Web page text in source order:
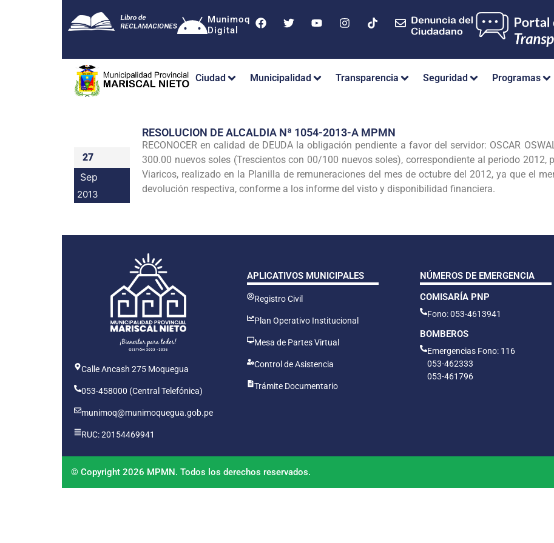
Munimoq
Digital
Ciudad Municipalidad Transparencia Seguridad Programas
27
Sep
2013
RESOLUCION DE ALCALDIA Nª 1054-2013-A MPMN
RECONOCER en calidad de DEUDA la obligación pendiente a favor del servidor: OSCAR
300.00 nuevos soles (Trescientos con 00/100 nuevos soles), correspondiente al periodo 2012,
Viaricos, realizado en la Planilla de remuneraciones del mes de octubre del 2012, ya que el
devolución respectiva, conforme a los informe del visto y disponibilidad financiera.
Calle Ancash 275 Moquegua
053-458000 (Central Telefónica)
munimoq@munimoquegua.gob.pe
RUC: 20154469941
APLICATIVOS MUNICIPALES
Registro Civil
Plan Operativo Institucional
Mesa de Partes Virtual
Control de Asistencia
Trámite Documentario
NÚMEROS DE EMERGENCIA
COMISARÍA PNP
Fono: 053-4613941
BOMBEROS
Emergencias Fono: 116
053-462333
053-461796
© Copyright 2026 MPMN. Todos los derechos reservados.